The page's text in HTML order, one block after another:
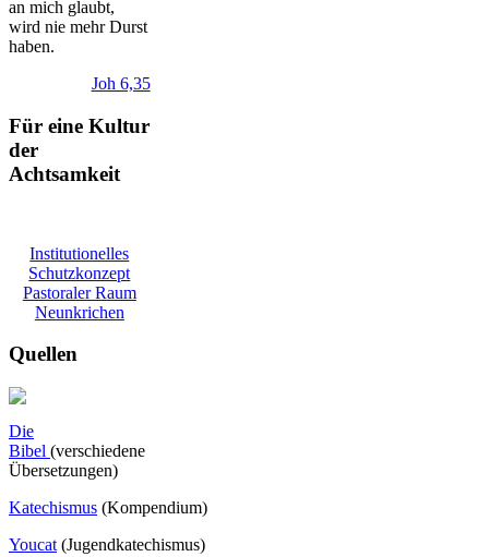
an mich glaubt,
wird nie mehr Durst
haben.
Joh 6,35
Für eine Kultur
der
Achtsamkeit
Institutionelles
Schutzkonzept
Pastoraler Raum
Neunkrichen
Quellen
Die
Bibel (verschiedene
Übersetzungen)
Katechismus (Kompendium)
Youcat (Jugendkatechismus)